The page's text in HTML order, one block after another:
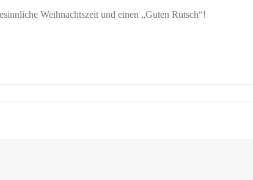
Weihnachtszeit und einen „Guten Rutsch“!